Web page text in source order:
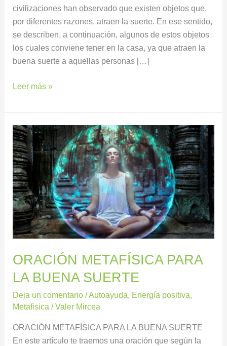
civilizaciones han observado que existen objetos que,
por diferentes razones, atraen la suerte. En ese sentido,
se describen, a continuación, algunos de estos objetos
los cuales conviene tener en la casa, ya que atraen la
buena suerte a aquellas personas […]
Leer más »
ORACIÓN METAFÍSICA PARA
LA BUENA SUERTE
Deja un comentario /Autoayuda, Energía positiva,
Metafisica /Valer Mircea
ORACIÓN METAFÍSICA PARA LA BUENA SUERTE
En este artículo te traemos una oración que según la
ORACIÓN
METAFÍSICA
PARA
LA
BUENA
SUERTE